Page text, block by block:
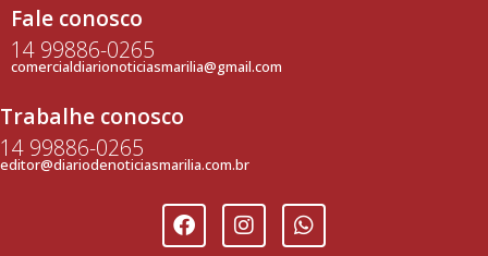
Fale conosco
14 99886-0265
comercialdiarionoticiasmarilia@gmail.com
Trabalhe conosco
14 99886-0265
editor@diariodenoticiasmarilia.com.br